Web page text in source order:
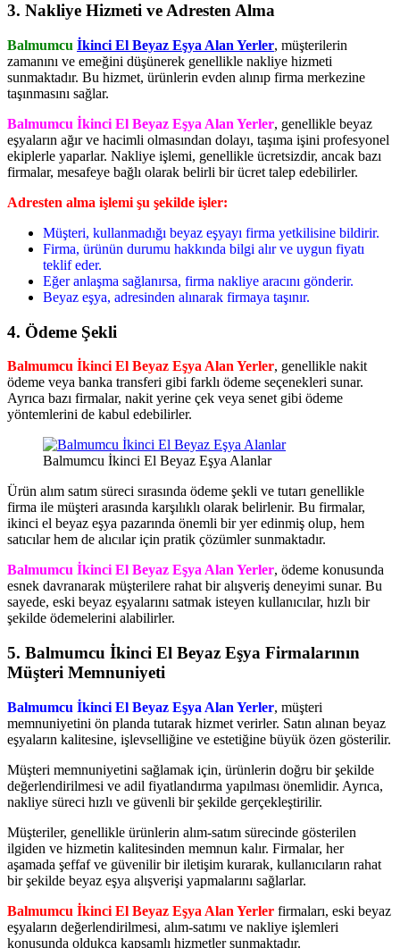
3. Nakliye Hizmeti ve Adresten Alma
Balmumcu İkinci El Beyaz Eşya Alan Yerler, müşterilerin
zamanını ve emeğini düşünerek genellikle nakliye hizmeti
sunmaktadır. Bu hizmet, ürünlerin evden alınıp firma merkezine
taşınmasını sağlar.
Balmumcu İkinci El Beyaz Eşya Alan Yerler, genellikle beyaz
eşyaların ağır ve hacimli olmasından dolayı, taşıma işini profesyonel
ekiplerle yaparlar. Nakliye işlemi, genellikle ücretsizdir, ancak bazı
firmalar, mesafeye bağlı olarak belirli bir ücret talep edebilirler.
Adresten alma işlemi şu şekilde işler:
Müşteri, kullanmadığı beyaz eşyayı firma yetkilisine bildirir.
Firma, ürünün durumu hakkında bilgi alır ve uygun fiyatı
teklif eder.
Eğer anlaşma sağlanırsa, firma nakliye aracını gönderir.
Beyaz eşya, adresinden alınarak firmaya taşınır.
4. Ödeme Şekli
Balmumcu İkinci El Beyaz Eşya Alan Yerler, genellikle nakit
ödeme veya banka transferi gibi farklı ödeme seçenekleri sunar.
Ayrıca bazı firmalar, nakit yerine çek veya senet gibi ödeme
yöntemlerini de kabul edebilirler.
Balmumcu İkinci El Beyaz Eşya Alanlar
Ürün alım satım süreci sırasında ödeme şekli ve tutarı genellikle
firma ile müşteri arasında karşılıklı olarak belirlenir. Bu firmalar,
ikinci el beyaz eşya pazarında önemli bir yer edinmiş olup, hem
satıcılar hem de alıcılar için pratik çözümler sunmaktadır.
Balmumcu İkinci El Beyaz Eşya Alan Yerler, ödeme konusunda
esnek davranarak müşterilere rahat bir alışveriş deneyimi sunar. Bu
sayede, eski beyaz eşyalarını satmak isteyen kullanıcılar, hızlı bir
şekilde ödemelerini alabilirler.
5. Balmumcu İkinci El Beyaz Eşya Firmalarının
Müşteri Memnuniyeti
Balmumcu İkinci El Beyaz Eşya Alan Yerler, müşteri
memnuniyetini ön planda tutarak hizmet verirler. Satın alınan beyaz
eşyaların kalitesine, işlevselliğine ve estetiğine büyük özen gösterilir.
Müşteri memnuniyetini sağlamak için, ürünlerin doğru bir şekilde
değerlendirilmesi ve adil fiyatlandırma yapılması önemlidir. Ayrıca,
nakliye süreci hızlı ve güvenli bir şekilde gerçekleştirilir.
Müşteriler, genellikle ürünlerin alım-satım sürecinde gösterilen
ilgiden ve hizmetin kalitesinden memnun kalır. Firmalar, her
aşamada şeffaf ve güvenilir bir iletişim kurarak, kullanıcıların rahat
bir şekilde beyaz eşya alışverişi yapmalarını sağlarlar.
Balmumcu İkinci El Beyaz Eşya Alan Yerler firmaları, eski beyaz
eşyaların değerlendirilmesi, alım-satımı ve nakliye işlemleri
konusunda oldukça kapsamlı hizmetler sunmaktadır.